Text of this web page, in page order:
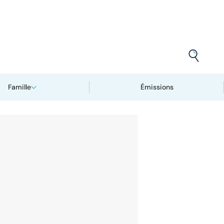
Famille Émissions